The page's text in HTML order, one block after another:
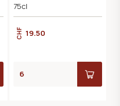
75cl
CHF 19.50